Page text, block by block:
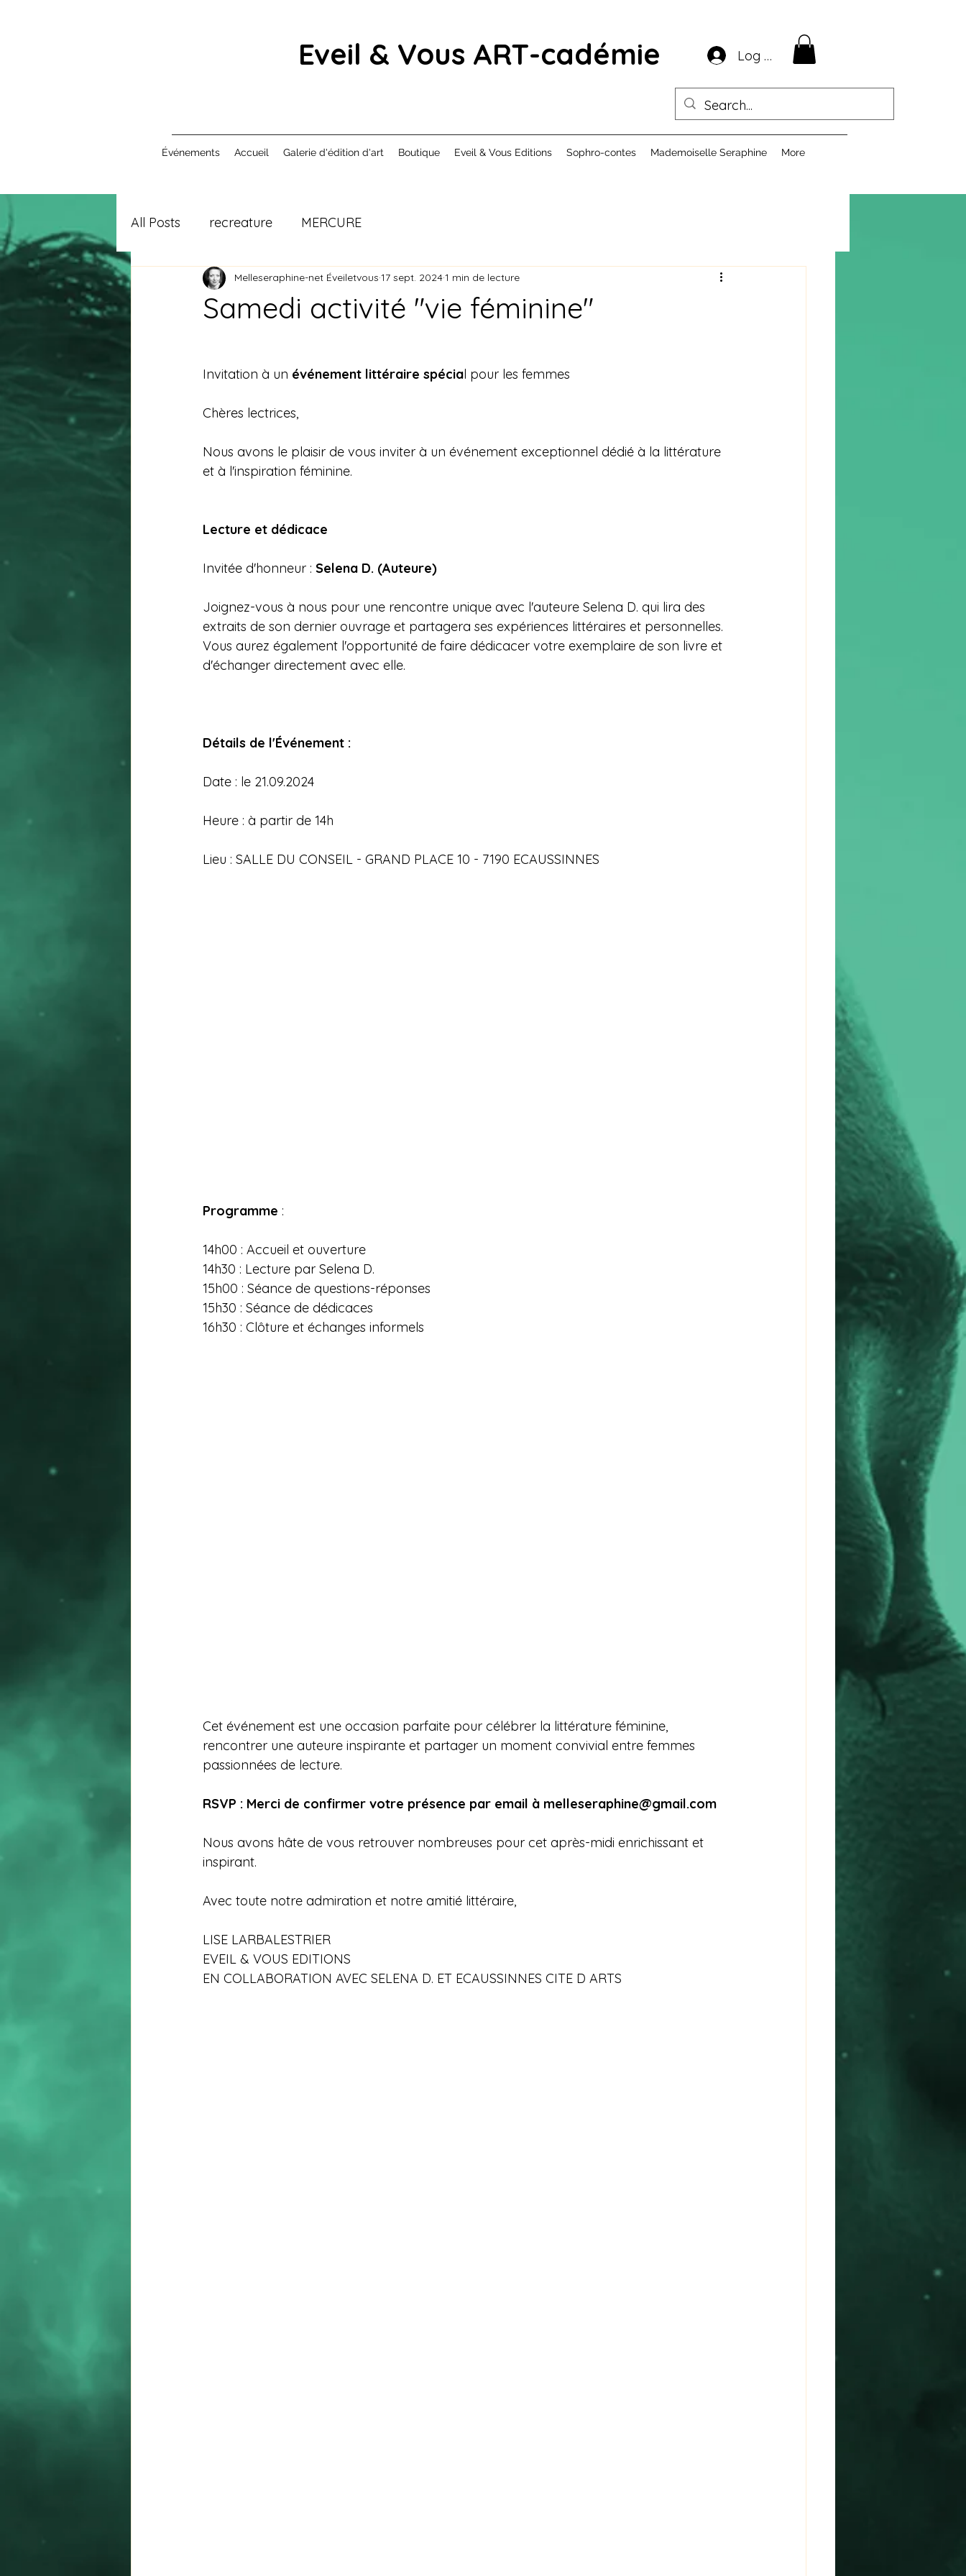
Eveil & Vous ART-cadémie Log In
Événements Accueil Galerie d'édition d'art Boutique Eveil & Vous Editions Sophro-contes Mademoiselle Seraphine More
All Posts recreature MERCURE
Samedi activité "vie féminine"
Melleseraphine-net Éveiletvous 17 sept. 20241 min de lecture
Invitation à un événement littéraire spécial pour les femmes
Chères lectrices,
Nous avons le plaisir de vous inviter à un événement exceptionnel dédié à la littérature
et à l'inspiration féminine.
Lecture et dédicace
Invitée d'honneur : Selena D. (Auteure)
Joignez-vous à nous pour une rencontre unique avec l'auteure Selena D. qui lira des
extraits de son dernier ouvrage et partagera ses expériences littéraires et personnelles.
Vous aurez également l'opportunité de faire dédicacer votre exemplaire de son livre et
d'échanger directement avec elle.
Détails de l'Événement :
Date : le 21.09.2024
Heure : à partir de 14h
Lieu : SALLE DU CONSEIL - GRAND PLACE 10 - 7190 ECAUSSINNES
Programme :
14h00 : Accueil et ouverture
14h30 : Lecture par Selena D.
15h00 : Séance de questions-réponses
15h30 : Séance de dédicaces
16h30 : Clôture et échanges informels
Cet événement est une occasion parfaite pour célébrer la littérature féminine,
rencontrer une auteure inspirante et partager un moment convivial entre femmes
passionnées de lecture.
RSVP : Merci de confirmer votre présence par email à melleseraphine@gmail.com
Nous avons hâte de vous retrouver nombreuses pour cet après-midi enrichissant et
inspirant.
Avec toute notre admiration et notre amitié littéraire,
LISE LARBALESTRIER
EVEIL & VOUS EDITIONS
EN COLLABORATION AVEC SELENA D. ET ECAUSSINNES CITE D ARTS